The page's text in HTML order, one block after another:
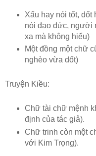
Xấu hay nói tốt,
nói đạo đức, người
xa mà không hiểu)
Một đồng một chữ
nghèo vừa dốt)
Truyện Kiều:
Chữ tài chữ mệnh
định của tác giả).
Chữ trinh còn một
với Kim Trọng).